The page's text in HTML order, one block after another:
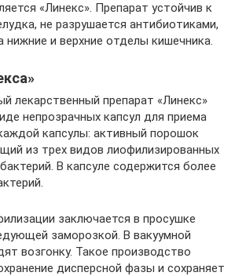
«Линекс». Препарат устойчив к
не разрушается антибиотиками,
нижние и верхние отделы кишечника.
лекарственный препарат «Линекс»
непрозрачных капсул для приема
капсулы: активный порошок
из трех видов лиофилизированных
В капсуле содержится более
заключается в просушке
заморозкой. В вакуумной
возгонку. Такое производство
дисперсной фазы и сохраняет